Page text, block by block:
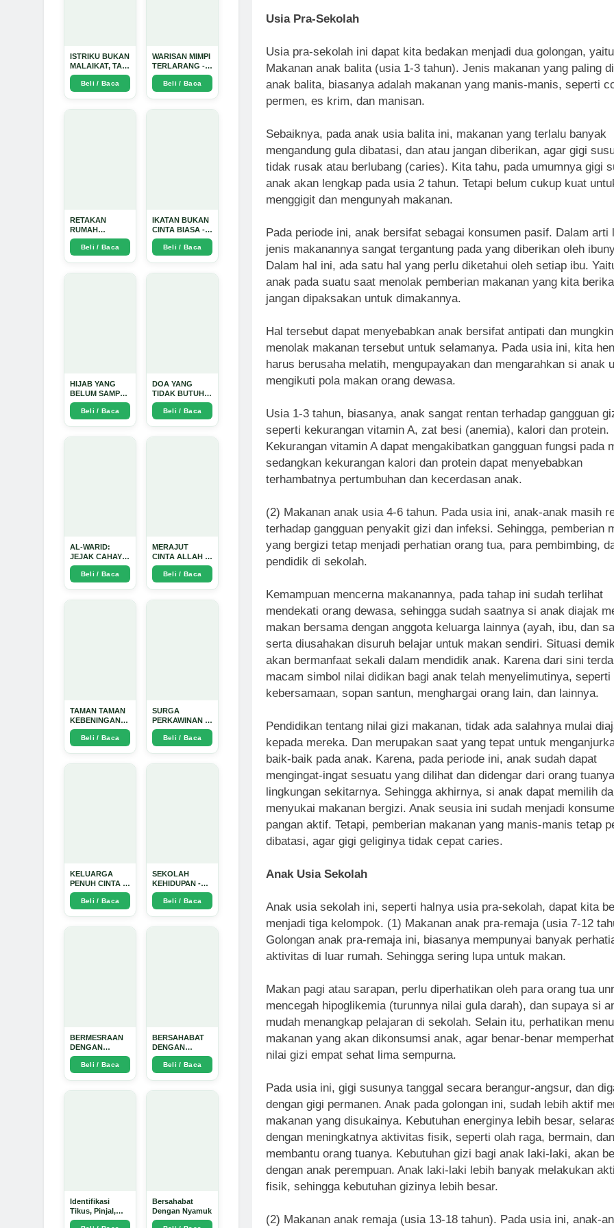
ISTRIKU BUKAN
MALAIKAT, TAPI
AKU JUGA
TIDAK SUCI -
Arda Dinata
Beli / Baca
WARISAN MIMPI
TERLARANG -
Arda Dinata
Beli / Baca
RETAKAN
RUMAH
TANGGA:
Sebuah
Perjalanan
Beli / Baca
IKATAN BUKAN
CINTA BIASA -
Arda Dinata
Beli / Baca
HIJAB YANG
BELUM SAMPAI
KE HATI: Ketika
Cinta Seorang
Ustadz Menjadi
Beli / Baca
DOA YANG
TIDAK BUTUH
SINYAL: Kisah
Tiga Jiwa yang
Tersesat di Era
Beli / Baca
AL-WARID:
JEJAK CAHAYA
DI ANTARA DUA
ZAMAN - Arda
Dinata
Beli / Baca
MERAJUT
CINTA ALLAH -
Arda Dinata
Beli / Baca
TAMAN TAMAN
KEBENINGAN
HATI - Arda
DinataBeli / Baca
SURGA
PERKAWINAN -
Arda Dinata
Beli / Baca
KELUARGA
PENUH CINTA -
Arda Dinata
Beli / Baca
SEKOLAH
KEHIDUPAN -
Arda Dinata
Beli / Baca
BERMESRAAN
DENGAN
KEBAIKAN -
Arda Dinata
Beli / Baca
BERSAHABAT
DENGAN
NYAMUK: Jurus
Jitu Atasi
Penyakit
Beli / Baca
Identifikasi
Tikus, Pinjal,
dan Kecoa
Bersahabat
Dengan Nyamuk
Usia Pra-Sekolah
Usia pra-sekolah ini dapat kita bedakan menjadi dua golongan,
Makanan anak balita (usia 1-3 tahun). Jenis makanan yang paling
anak balita, biasanya adalah makanan yang manis-manis, seperti
permen, es krim, dan manisan.
Sebaiknya, pada anak usia balita ini, makanan yang terlalu banyak
mengandung gula dibatasi, dan atau jangan diberikan, agar gigi
tidak rusak atau berlubang (caries). Kita tahu, pada umumnya gigi
anak akan lengkap pada usia 2 tahun. Tetapi belum cukup kuat
menggigit dan mengunyah makanan.
Pada periode ini, anak bersifat sebagai konsumen pasif. Dalam arti
jenis makanannya sangat tergantung pada yang diberikan oleh
Dalam hal ini, ada satu hal yang perlu diketahui oleh setiap ibu.
anak pada suatu saat menolak pemberian makanan yang kita
jangan dipaksakan untuk dimakannya.
Hal tersebut dapat menyebabkan anak bersifat antipati dan
menolak makanan tersebut untuk selamanya. Pada usia ini, kita
harus berusaha melatih, mengupayakan dan mengarahkan si anak
mengikuti pola makan orang dewasa.
Usia 1-3 tahun, biasanya, anak sangat rentan terhadap gangguan
seperti kekurangan vitamin A, zat besi (anemia), kalori dan protein.
Kekurangan vitamin A dapat mengakibatkan gangguan fungsi pada
sedangkan kekurangan kalori dan protein dapat menyebabkan
terhambatnya pertumbuhan dan kecerdasan anak.
(2) Makanan anak usia 4-6 tahun. Pada usia ini, anak-anak masih
terhadap gangguan penyakit gizi dan infeksi. Sehingga, pemberian
yang bergizi tetap menjadi perhatian orang tua, para pembimbing,
pendidik di sekolah.
Kemampuan mencerna makanannya, pada tahap ini sudah terlihat
mendekati orang dewasa, sehingga sudah saatnya si anak diajak
makan bersama dengan anggota keluarga lainnya (ayah, ibu, dan
serta diusahakan disuruh belajar untuk makan sendiri. Situasi
akan bermanfaat sekali dalam mendidik anak. Karena dari sini
macam simbol nilai didikan bagi anak telah menyelimutinya, seperti
kebersamaan, sopan santun, menghargai orang lain, dan lainnya.
Pendidikan tentang nilai gizi makanan, tidak ada salahnya mulai
kepada mereka. Dan merupakan saat yang tepat untuk
baik-baik pada anak. Karena, pada periode ini, anak sudah dapat
mengingat-ingat sesuatu yang dilihat dan didengar dari orang
lingkungan sekitarnya. Sehingga akhirnya, si anak dapat memilih
menyukai makanan bergizi. Anak seusia ini sudah menjadi
pangan aktif. Tetapi, pemberian makanan yang manis-manis tetap
dibatasi, agar gigi geliginya tidak cepat caries.
Anak Usia Sekolah
Anak usia sekolah ini, seperti halnya usia pra-sekolah, dapat kita
menjadi tiga kelompok. (1) Makanan anak pra-remaja (usia 7-12
Golongan anak pra-remaja ini, biasanya mempunyai banyak
aktivitas di luar rumah. Sehingga sering lupa untuk makan.
Makan pagi atau sarapan, perlu diperhatikan oleh para orang tua
mencegah hipoglikemia (turunnya nilai gula darah), dan supaya si
mudah menangkap pelajaran di sekolah. Selain itu, perhatikan menu
makanan yang akan dikonsumsi anak, agar benar-benar
nilai gizi empat sehat lima sempurna.
Pada usia ini, gigi susunya tanggal secara berangur-angsur, dan
dengan gigi permanen. Anak pada golongan ini, sudah lebih aktif
makanan yang disukainya. Kebutuhan energinya lebih besar,
dengan meningkatnya aktivitas fisik, seperti olah raga, bermain, dan
membantu orang tuanya. Kebutuhan gizi bagi anak laki-laki, akan
dengan anak perempuan. Anak laki-laki lebih banyak melakukan
fisik, sehingga kebutuhan gizinya lebih besar.
(2) Makanan anak remaja (usia 13-18 tahun). Pada usia ini, anak-